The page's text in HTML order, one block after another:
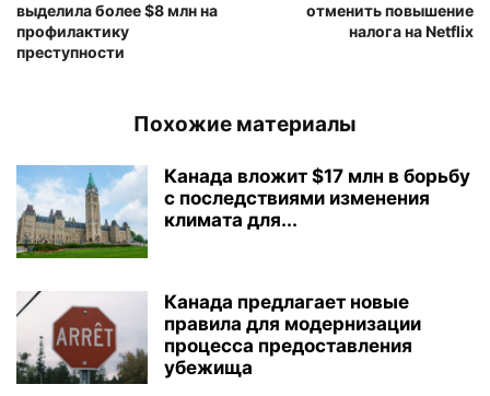
выделила более $8 млн на
профилактику
преступности
отменить повышение
налога на Netflix
Похожие материалы
Канада вложит $17 млн в борьбу
с последствиями изменения
климата для...
Канада предлагает новые
правила для модернизации
процесса предоставления
убежища